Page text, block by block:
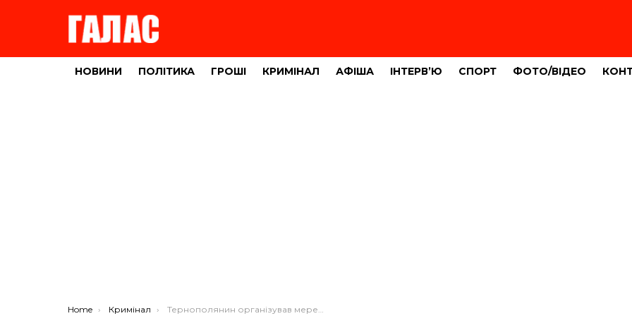
НОВИНИ ПОЛІТИКА ГРОШІ КРИМІНАЛ АФІША ІНТЕРВ’Ю СПОРТ ФОТО/ВІДЕО
You are here:
Home Кримінал Тернополянин організував мережу із 11 підпільних казино